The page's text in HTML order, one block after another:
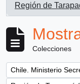
Región de
, 1 resultados
Colecciones
Remove filter:
Chile. Ministerio